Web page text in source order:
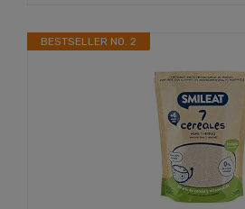
BESTSELLER NO. 2